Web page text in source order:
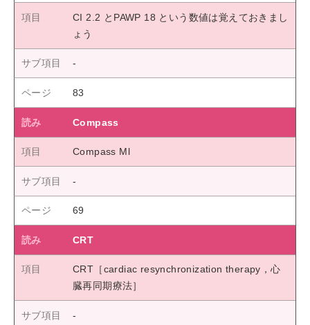
CI 2.2 とPAWP 18 という数値は覚えておきまし
ょう
83
Compass
Compass Ml
69
CRT
CRT［cardiac resynchronization therapy，心
臓再同期療法］